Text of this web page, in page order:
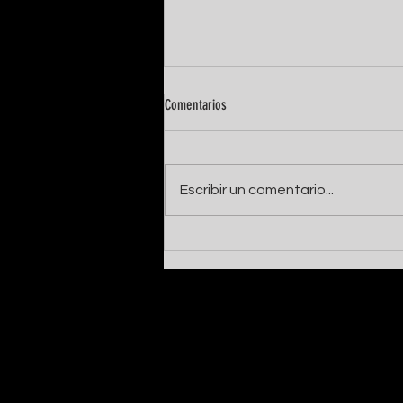
Comentarios
Escribir un comentario...